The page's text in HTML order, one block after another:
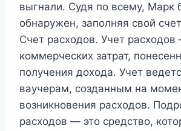
выгнали. Судя по всему, Марк
обнаружен, заполняя свой
Счет расходов. Учет расходов
коммерческих затрат,
получения дохода. Учет
ваучерам, созданным на
возникновения расходов.
расходов — это средство,